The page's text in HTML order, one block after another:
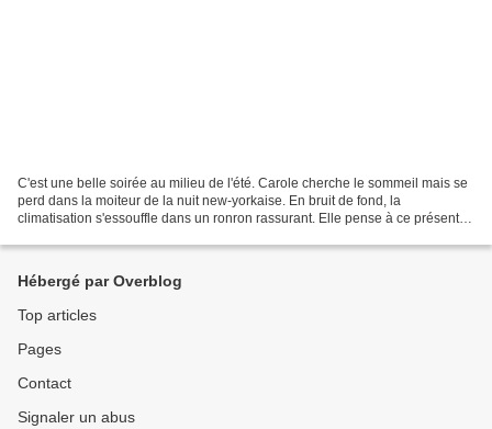
C'est une belle soirée au milieu de l'été. Carole cherche le sommeil mais se
perd dans la moiteur de la nuit new-yorkaise. En bruit de fond, la
climatisation s'essouffle dans un ronron rassurant. Elle pense à ce présent.
Hébergé par Overblog
Top articles
Pages
Contact
Signaler un abus